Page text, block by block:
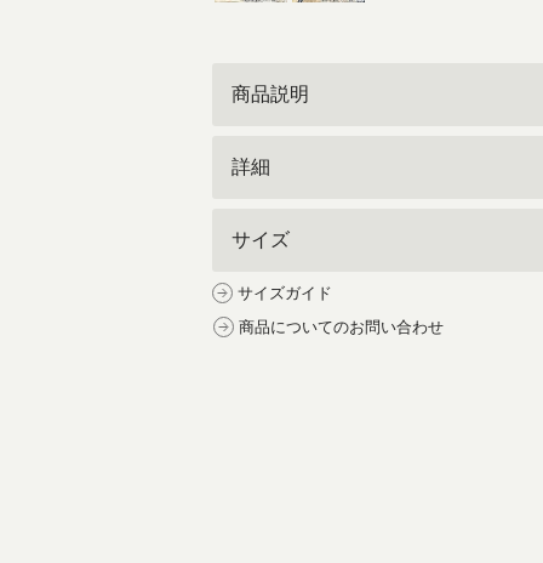
商品説明
詳細
サイズ
サイズガイド
商品についてのお問い合わせ